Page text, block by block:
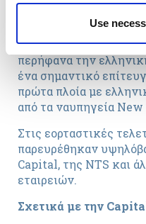
Use
Τα δεξαμενόπλοια
περήφανα την
ένα σημαντικό
πρώτα πλοία με
από τα ναυπηγεία
Στις εορταστικές
παρευρέθηκαν
Capital, της NTS και
εταιρειών.
Σχετικά με την